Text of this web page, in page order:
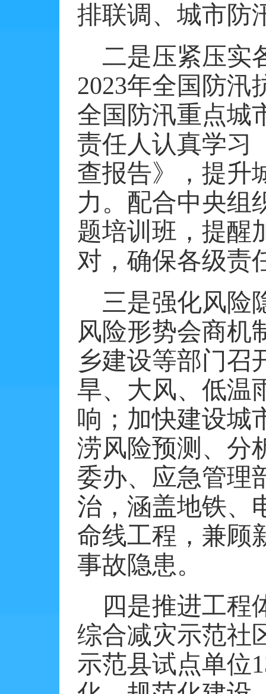
排联调、城市防
二是压紧压实
2023年全国防汛
全国防汛重点城
责任人认真学习
查报告》，提升
力。配合中央组
题培训班，提醒
对，确保各级责
三是强化风险
风险形势会商机
乡建设等部门召
旱、大风、低温
响；加快建设城
涝风险预测、分
委办、应急管理
治，涵盖地铁、
命线工程，兼顾
事故隐患。
四是推进工程
综合减灾示范社
示范县试点单位